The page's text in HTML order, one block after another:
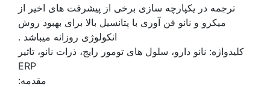
ترجمه در یکپارچه سازی برخی از پیشرفت های اخیر از
میکرو و نانو فن آوری با پتانسیل بالا برای بهبود روش
انکولوژی روزانه میباشد .
کلیدواژه: نانو دارو، سلول های تومور رایج، ذرات نانو، تاثیر
ERP
مقدمه: